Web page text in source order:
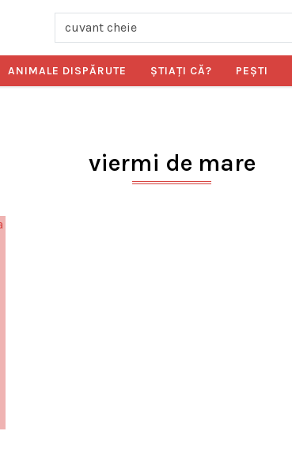
ANIMALE DISPĂRUTE ŞTIAŢI CĂ? PEŞTI
viermi de mare